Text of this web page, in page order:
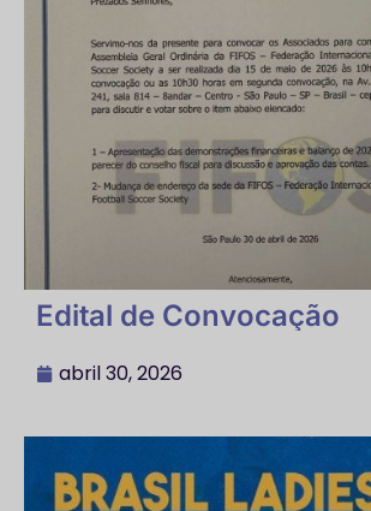
Edital de Convocação
abril 30, 2026